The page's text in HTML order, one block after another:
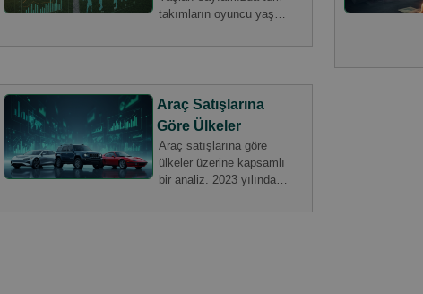
takımların oyuncu yaş
analizlerini keşfedin. Genç
oyuncuların sahadaki
yerini öğrenmek için
hemen ziyaret edin!
Araç Satışlarına
Göre Ülkeler
Araç satışlarına göre
ülkeler üzerine kapsamlı
bir analiz. 2023 yılında
güncel satış verileri ile
otomotiv sektöründeki